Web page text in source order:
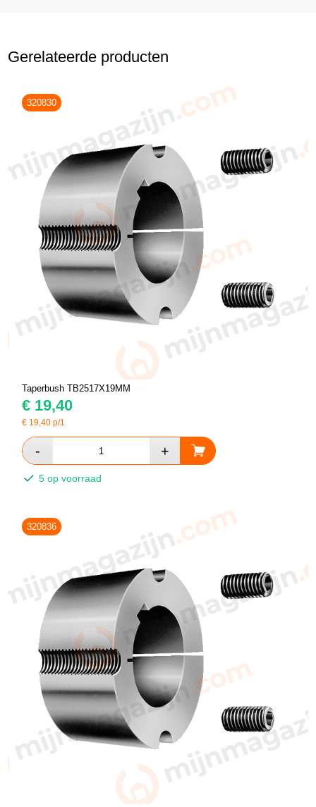
Gerelateerde producten
320830
Taperbush TB2517X19MM
€ 19,40
€ 19,40 p/1
5 op voorraad
320836